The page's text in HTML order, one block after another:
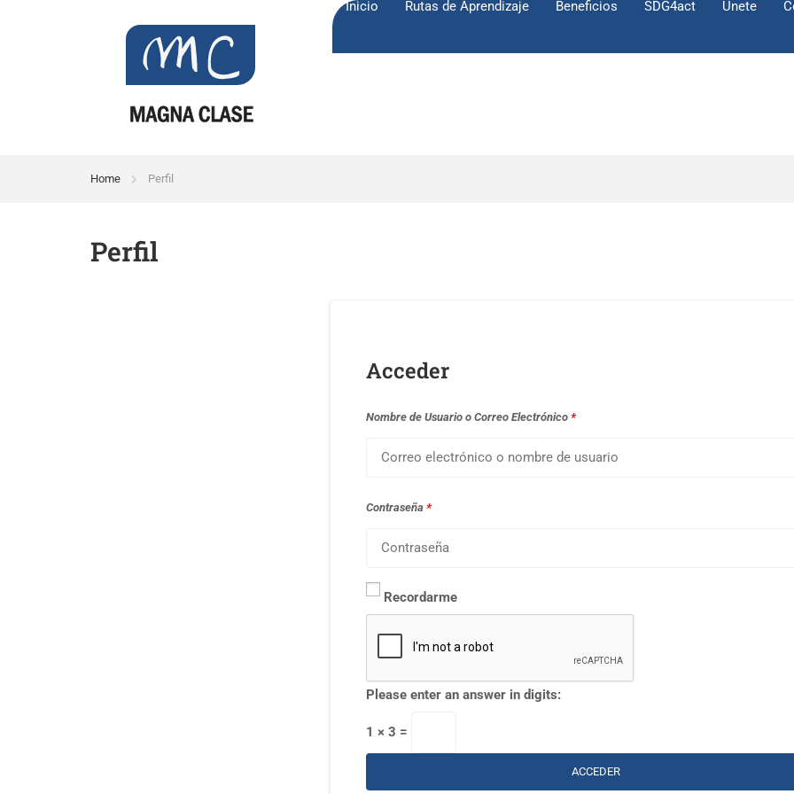
Inicio Rutas de Aprendizaje Beneficios SDG4act Únete
Home Perfil
Perfil
Acceder
Nombre de Usuario o Correo Electrónico *
Contraseña *
Recordarme
Please enter an answer in digits:
1 × 3 =
ACCEDER